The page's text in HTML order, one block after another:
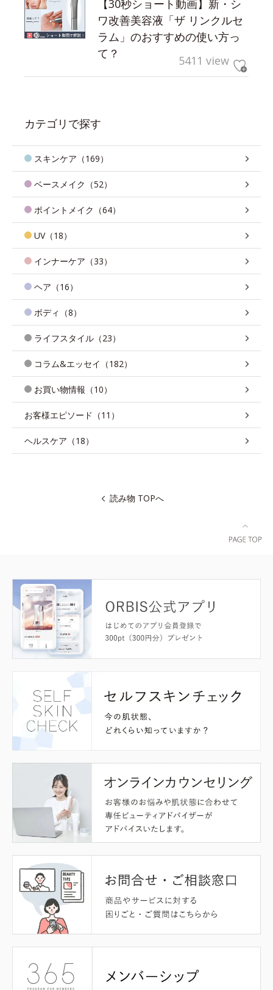
【30秒ショート動画】新・シ
ワ改善美容液「ザ リンクルセ
ラム」のおすすめの使い方っ
て？
5411 view
カテゴリで探す
スキンケア（169）
ベースメイク（52）
ポイントメイク（64）
UV（18）
インナーケア（33）
ヘア（16）
ボディ（8）
ライフスタイル（23）
コラム&エッセイ（182）
お買い物情報（10）
お客様エピソード（11）
ヘルスケア（18）
読み物 TOPへ